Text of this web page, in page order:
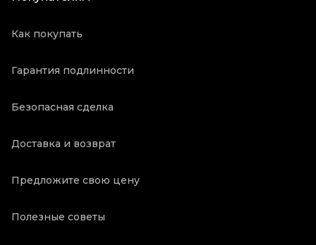
Как покупать
Гарантия подлинности
Безопасная сделка
Доставка и возврат
Предложите свою цену
Полезные советы